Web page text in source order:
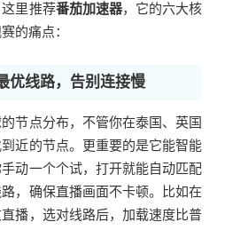
里推荐番茄加速器，它的六大核
的痛点：
优线路，告别连接慢
节点分布，不管你在泰国、英国
近的节点。更重要的是它能智能
动一个个试，打开就能自动匹配
，确保直播画面不卡顿。比如在
播，选对线路后，加载速度比普